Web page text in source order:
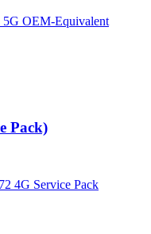
5G OEM-Equivalent
Pack)
4G Service Pack